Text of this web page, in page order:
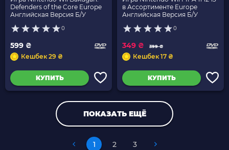
Defenders of the Core Europe
Английская Версия Б/У
0
599 ₴
Кешбек 29 ₴
КУПИТЬ
в Ассортименте Europe
Английская Версия Б/У
0
399 ₴
349 ₴
Кешбек 17 ₴
КУПИТЬ
ПОКАЗАТЬ ЕЩЁ
1 2 3